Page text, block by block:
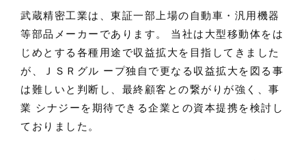
武蔵精密工業は、東証一部上場の自動車・汎用機器
等部品メーカーであります。 当社は大型移動体をは
じめとする各種用途で収益拡大を目指してきました
が、ＪＳＲグル ープ独自で更なる収益拡大を図る事
は難しいと判断し、最終顧客との繋がりが強く、事
業 シナジーを期待できる企業との資本提携を検討し
ておりました。